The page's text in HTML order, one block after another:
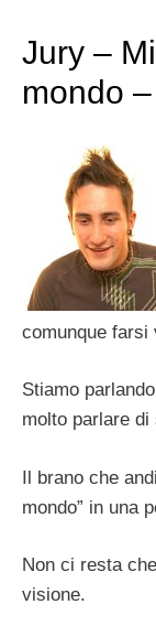
Jury –
mondo
comunque farsi
Stiamo
molto parlare
Il brano che
mondo” in una
Non ci resta
visione.